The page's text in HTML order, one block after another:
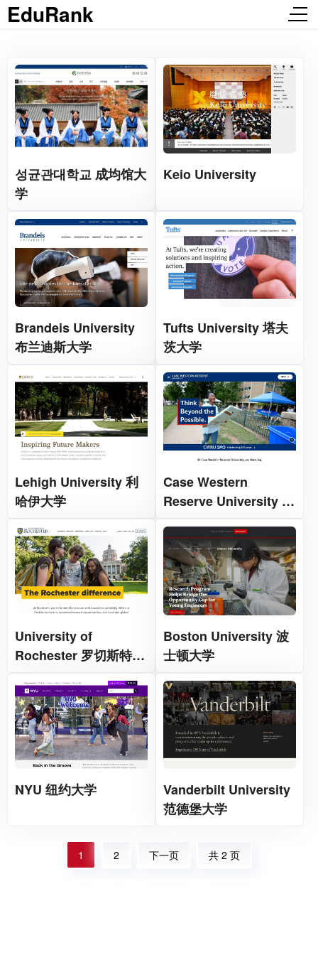
EduRank
성균관대학교 成均馆大
学
Keio University
Brandeis University
布兰迪斯大学
Tufts University 塔夫
茨大学
Lehigh University 利
哈伊大学
Case Western
Reserve University 凯
斯西储大学
University of
Rochester 罗切斯特大
学
Boston University 波
士顿大学
NYU 纽约大学
Vanderbilt University
范德堡大学
1 2 下一页 共 2 页